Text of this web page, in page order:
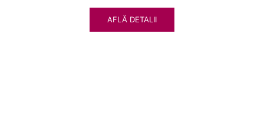
AFLĂ DETALII